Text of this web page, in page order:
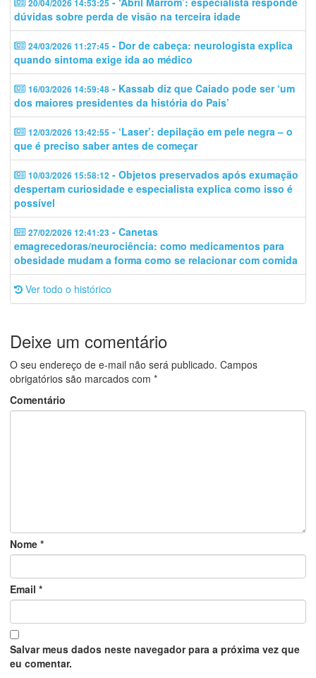
20/04/2026 14:53:25
dúvidas sobre perda de visão na terceira idade
24/03/2026 11:27:45 - Dor de cabeça: neurologista explica
quando sintoma exige ida ao médico
16/03/2026 14:59:48 - Kassab diz que Caiado pode ser ‘um
dos maiores presidentes da história do País’
12/03/2026 13:42:55 - ‘Laser’: depilação em pele negra – o
que é preciso saber antes de começar
10/03/2026 15:58:12 - Objetos preservados após exumação
despertam curiosidade e especialista explica como isso é
possível
27/02/2026 12:41:23 - Canetas
emagrecedoras/neurociência: como medicamentos para
obesidade mudam a forma como se relacionar com comida
Ver todo o histórico
Deixe um comentário
O seu endereço de e-mail não será publicado. Campos
obrigatórios são marcados com *
Comentário
Nome *
Email *
Salvar meus dados neste navegador para a próxima vez que
eu comentar.